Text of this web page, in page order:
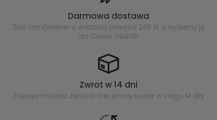
Darmowa dostawa
Złóż zamówienie o wartości powyżej 249 zł, a wyślemy je
do Ciebie GRATIS!
Zwrot w 14 dni
Zawsze możesz zwrócić zakupiony towar w ciągu 14 dni